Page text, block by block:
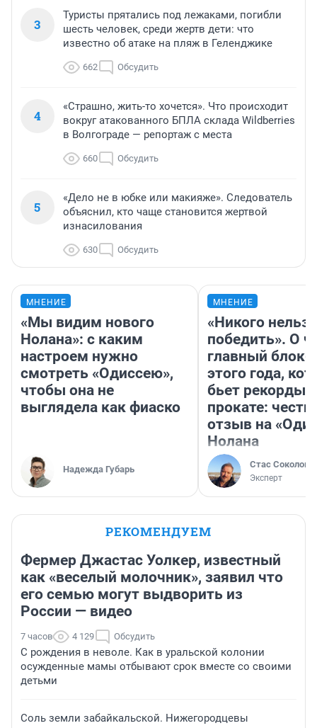
3
Туристы прятались под лежаками, погибли
шесть человек, среди жертв дети: что
известно об атаке на пляж в Геленджике
662 Обсудить
4
«Страшно, жить-то хочется». Что происходит
вокруг атакованного БПЛА склада Wildberries
в Волгограде — репортаж с места
660 Обсудить
5
«Дело не в юбке или макияже». Следователь
объяснил, кто чаще становится жертвой
изнасилования
630 Обсудить
МНЕНИЕ
«Мы видим нового
Нолана»: с каким
настроем нужно
смотреть «Одиссею»,
чтобы она не
выглядела как фиаско
Надежда Губарь
МНЕНИЕ
«Никого нельзя
победить». О
главный
этого года,
бьет рекорды в
прокате:
отзыв на
Нолана
Стас Соколов
Эксперт
РЕКОМЕНДУЕМ
Фермер Джастас Уолкер, известный
как «веселый молочник», заявил что
его семью могут выдворить из
России — видео
7 часов 4 129 Обсудить
С рождения в неволе. Как в уральской колонии
осужденные мамы отбывают срок вместе со своими
детьми
Соль земли забайкальской. Нижегородцевы